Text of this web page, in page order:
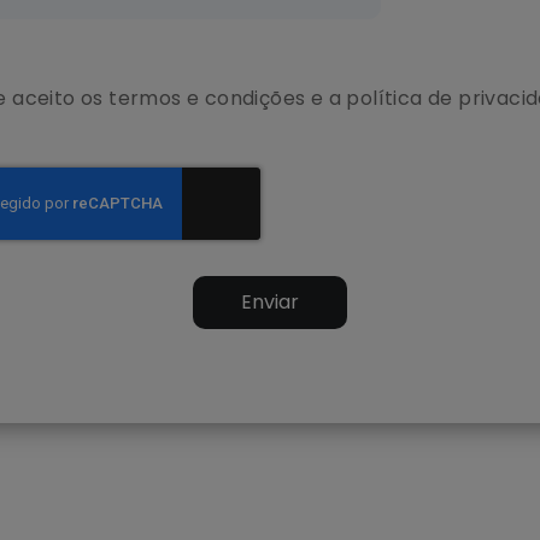
aceito os termos e condições e a política de
Enviar